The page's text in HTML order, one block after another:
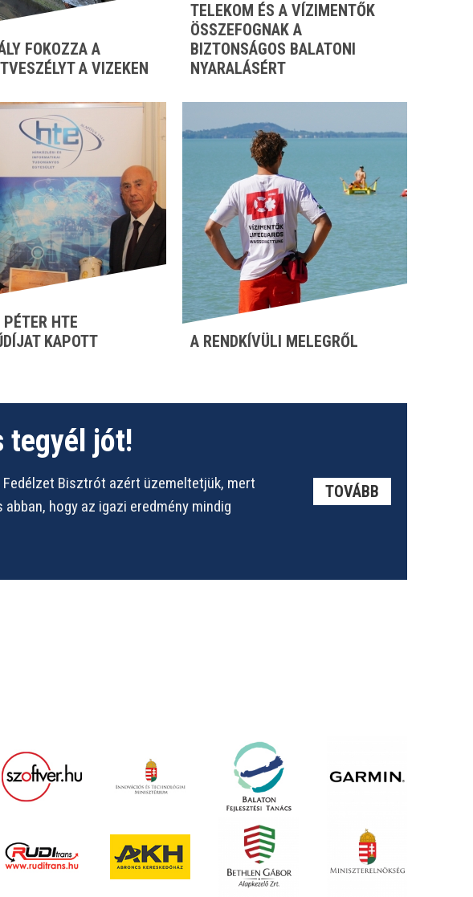
FOKOZZA A
A VIZEKEN
TELEKOM ÉS A VÍZIMENTŐK
ÖSSZEFOGNAK A
BIZTONSÁGOS BALATONI
NYARALÁSÉRT
HTE
KAPOTT
A RENDKÍVÜLI MELEGRŐL
tegyél jót!
Bisztrót azért üzemeltetjük, mert
hogy az igazi eredmény mindig
TOVÁBB